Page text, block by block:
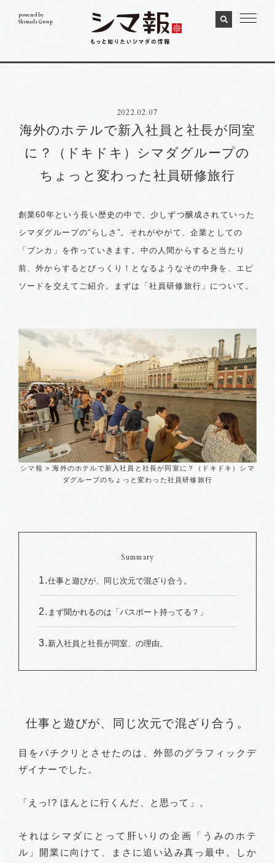
powered by
Shimada Group
2022.02.07
海外のホテルで新入社員と社長が同室
に？（ドキドキ） シマダグループの
ちょっと変わった社員研修旅行
創業60年という長い歴史の中で、少しずつ醸成されていった
シマダグループの“らしさ”。それがやがて、企業としての
「ブンカ」を作っていきます。中の人間からすると当たり
前、外からするとびっくり！となるようなその中身を、エピ
ソードを交えてご紹介。まずは「社員研修旅行」について。
シマ報 >海外のホテルで新入社員と社長が同室に？（ドキドキ） シマ
ダグループのちょっと変わった社員研修旅行
Summary
仕事と遊びが、同じ次元で混ざり合う。
まず聞かれるのは「パスポート持ってる？」
新入社員と社長が同室、の理由。
仕事と遊びが、同じ次元で混ざり合う。
目をパチクリとさせたのは、外部のグラフィックデ
ザイナーでした。
「えっ!? ほんとに行くんだ、と思って」。
それはシマダにとって肝いりの企画「うみのホテ
ル」開業に向けて、まさに追い込み真っ最中。しか